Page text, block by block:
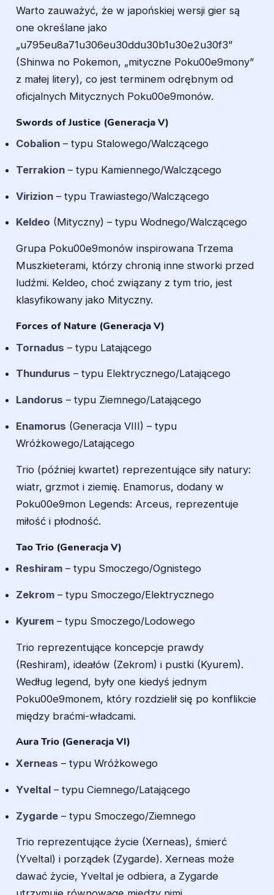
Warto zauważyć, że w japońskiej wersji gier są
one określane jako
„u795eu8a71u306eu30ddu30b1u30e2u30f3”
(Shinwa no Pokemon, „mityczne Poku00e9mony”
z małej litery), co jest terminem odrębnym od
oficjalnych Mitycznych Poku00e9monów.
Swords of Justice (Generacja V)
Cobalion – typu Stalowego/Walczącego
Terrakion – typu Kamiennego/Walczącego
Virizion – typu Trawiastego/Walczącego
Keldeo (Mityczny) – typu Wodnego/Walczącego
Grupa Poku00e9monów inspirowana Trzema
Muszkieterami, którzy chronią inne stworki przed
ludźmi. Keldeo, choć związany z tym trio, jest
klasyfikowany jako Mityczny.
Forces of Nature (Generacja V)
Tornadus – typu Latającego
Thundurus – typu Elektrycznego/Latającego
Landorus – typu Ziemnego/Latającego
Enamorus (Generacja VIII) – typu
Wróżkowego/Latającego
Trio (później kwartet) reprezentujące siły natury:
wiatr, grzmot i ziemię. Enamorus, dodany w
Poku00e9mon Legends: Arceus, reprezentuje
miłość i płodność.
Tao Trio (Generacja V)
Reshiram – typu Smoczego/Ognistego
Zekrom – typu Smoczego/Elektrycznego
Kyurem – typu Smoczego/Lodowego
Trio reprezentujące koncepcje prawdy
(Reshiram), ideałów (Zekrom) i pustki (Kyurem).
Według legend, były one kiedyś jednym
Poku00e9monem, który rozdzielił się po konflikcie
między braćmi-władcami.
Aura Trio (Generacja VI)
Xerneas – typu Wróżkowego
Yveltal – typu Ciemnego/Latającego
Zygarde – typu Smoczego/Ziemnego
Trio reprezentujące życie (Xerneas), śmierć
(Yveltal) i porządek (Zygarde). Xerneas może
dawać życie, Yveltal je odbiera, a Zygarde